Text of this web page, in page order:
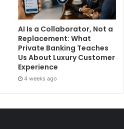
AI Is a Collaborator, Not a
Replacement: What
Private Banking Teaches
Us About Luxury Customer
Experience
4 weeks ago